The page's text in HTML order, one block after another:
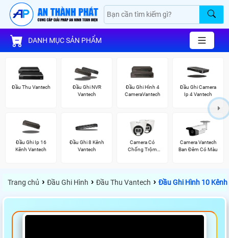
DANH MỤC SẢN PHẨM
Đầu Thu Vantech
Đầu Ghi NVR
Vantech
Đầu Ghi Hình 4
CameraVantech
Đầu Ghi Camera
Ip 4 Vantech
Đầu Ghi Ip 16
Kênh Vantech
Đầu Ghi 8 Kênh
Vantech
Camera Có
Chống Trộm
Camera Vantech
Ban Đêm Có Màu
Trang chủ › Đầu Ghi Hình › Đầu Thu Vantech › Đầu Ghi Hình 10